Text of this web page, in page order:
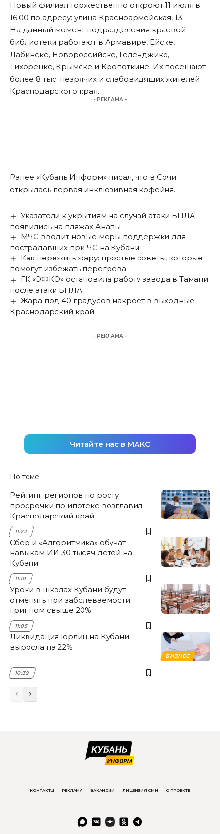
Новый филиал торжественно откроют 11 июля в
16:00 по адресу: улица Красноармейская, 13.
На данный момент подразделения краевой
библиотеки работают в Армавире, Ейске,
Лабинске, Новороссийске, Геленджике,
Тихорецке, Крымске и Кропоткине. Их посещают
более 8 тыс. незрячих и слабовидящих жителей
Краснодарского края.
- РЕКЛАМА -
Ранее «Кубань Информ» писал, что в Сочи
открылась первая инклюзивная кофейня.
Указатели к укрытиям на случай атаки БПЛА
появились на пляжах Анапы
МЧС вводит новые меры поддержки для
пострадавших при ЧС на Кубани
Как пережить жару: простые советы, которые
помогут избежать перегрева
ГК «ЭФКО» остановила работу завода в Тамани
после атаки БПЛА
Жара под 40 градусов накроет в выходные
Краснодарский край
- РЕКЛАМА -
Читайте нас в МАКС
По теме
Рейтинг регионов по росту
просрочки по ипотеке возглавил
Краснодарский край
11:22
Сбер и «Алгоритмика» обучат
навыкам ИИ 30 тысяч детей на
Кубани
11:10
Уроки в школах Кубани будут
отменять при заболеваемости
гриппом свыше 20%
11:05
БИЗНЕС
Ликвидация юрлиц на Кубани
выросла на 22%
10:39
КОНТАКТЫ РЕКЛАМА ВАКАНСИИ ЛИЦЕНЗИЯ СМИ О ПРОЕКТЕ